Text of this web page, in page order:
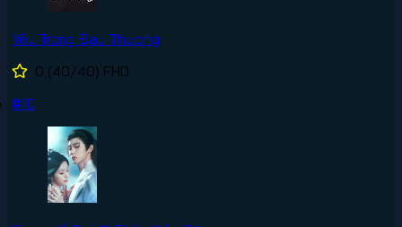
Yêu Trong Đau Thương
0 (40/40) FHD
#10